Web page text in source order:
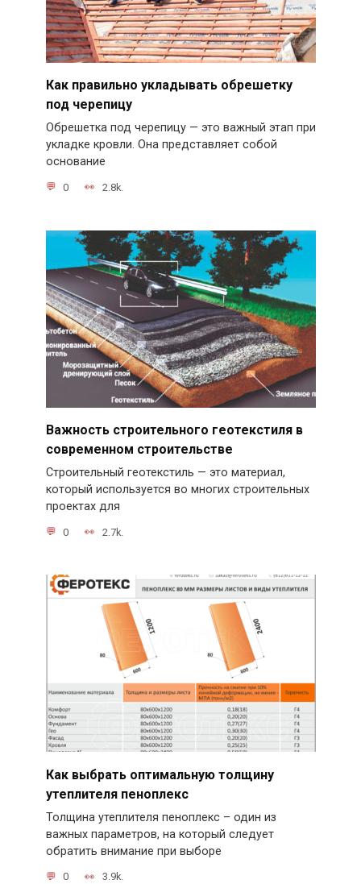
Как правильно укладывать обрешетку
под черепицу
Обрешетка под черепицу — это важный этап при
укладке кровли. Она представляет собой
основание
0 2.8k.
Важность строительного геотекстиля в
современном строительстве
Строительный геотекстиль — это материал,
который используется во многих строительных
проектах для
0 2.7k.
Как выбрать оптимальную толщину
утеплителя пеноплекс
Толщина утеплителя пеноплекс – один из
важных параметров, на который следует
обратить внимание при выборе
0 3.9k.